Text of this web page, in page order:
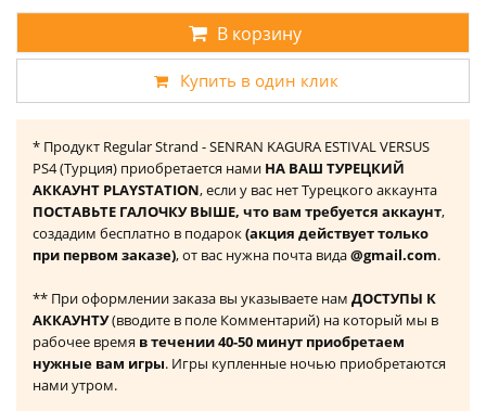
В корзину
Купить в один клик
* Продукт Regular Strand - SENRAN KAGURA ESTIVAL VERSUS
PS4 (Турция) приобретается нами НА ВАШ ТУРЕЦКИЙ
АККАУНТ PLAYSTATION, если у вас нет Турецкого аккаунта
ПОСТАВЬТЕ ГАЛОЧКУ ВЫШЕ, что вам требуется аккаунт,
создадим бесплатно в подарок(акция действует только
при первом заказе), от вас нужна почта вида@gmail.com.
** При оформлении заказа вы указываете нам ДОСТУПЫ К
АККАУНТУ(вводите в поле Комментарий) на который мы в
рабочее время в течении 40-50 минут приобретаем
нужные вам игры. Игры купленные ночью приобретаются
нами утром.